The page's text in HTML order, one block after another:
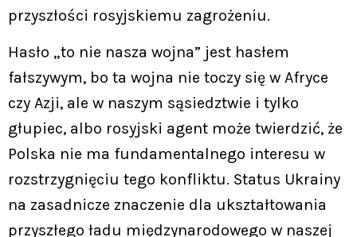
przyszłości rosyjskiemu zagrożeniu.
Hasło „to nie nasza wojna” jest hasłem
fałszywym, bo ta wojna nie toczy się w Afryce
czy Azji, ale w naszym sąsiedztwie i tylko
głupiec, albo rosyjski agent może twierdzić, że
Polska nie ma fundamentalnego interesu w
rozstrzygnięciu tego konfliktu. Status Ukrainy
na zasadnicze znaczenie dla ukształtowania
przyszłego ładu międzynarodowego w naszej